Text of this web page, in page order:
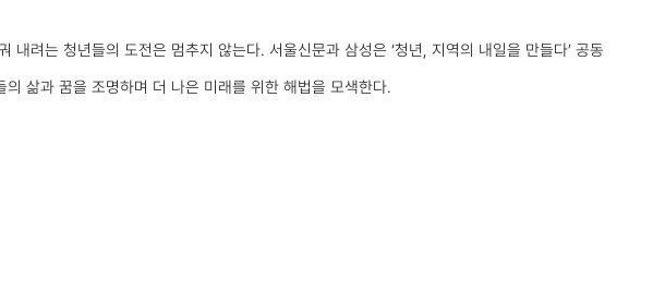
려는 청년들의 도전은 멈추지 않는다. 서울신문과 삼성은 ‘청년, 지역의 내일을 만들다’ 공동
삶과 꿈을 조명하며 더 나은 미래를 위한 해법을 모색한다.